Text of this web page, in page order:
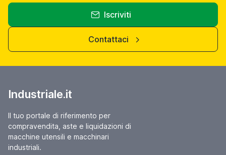
annuncio
Centri di lavoro Verticali Altri
prezzo su richiesta
portata tavola 1500 kg - cambio utensili 24 posizioni - cono BT 50 –
25IND55
🇮🇹 CASAVOLA spa
contatta